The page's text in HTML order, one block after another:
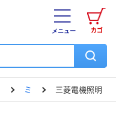
カゴ
メニュー
ミ 三菱電機照明